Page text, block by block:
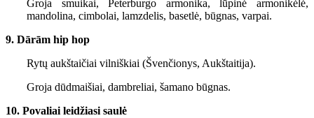
Groja smuikai, Peterburgo armonika, lūpinė armonikėlė,
mandolina, cimbolai, lamzdelis, basetlė, būgnas, varpai.
9. Dārām hip hop
Rytų aukštaičiai vilniškiai (Švenčionys, Aukštaitija).
Groja dūdmaišiai, dambreliai, šamano būgnas.
10. Povaliai leidžiasi saulė